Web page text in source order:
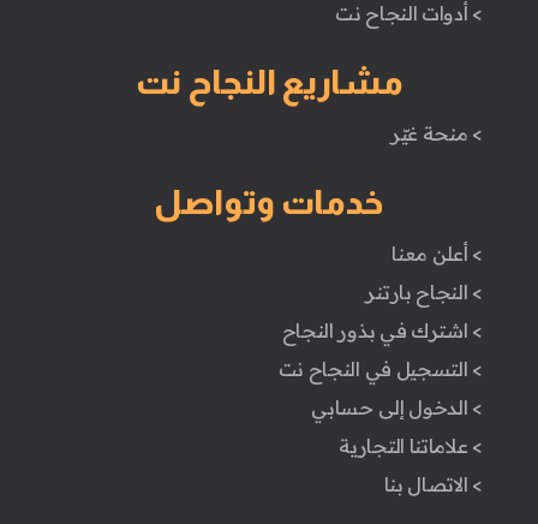
> أدوات النجاح نت
مشاريع النجاح نت
> منحة غيّر
خدمات وتواصل
> أعلن معنا
> النجاح بارتنر
> اشترك في بذور النجاح
> التسجيل في النجاح نت
> الدخول إلى حسابي
> علاماتنا التجارية
> الاتصال بنا